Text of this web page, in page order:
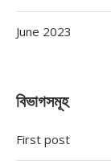
June 2023
বিভাগসমূহ
First post